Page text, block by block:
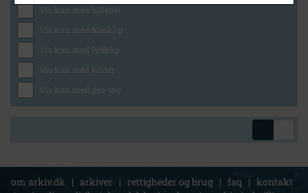
Vis kun med billeder
Vis kun med filmklip
Vis kun med lydklip
Vis kun med kilder
Vis kun med geo-tag
om arkiv.dk | arkiver | rettigheder og brug | faq | kontakt